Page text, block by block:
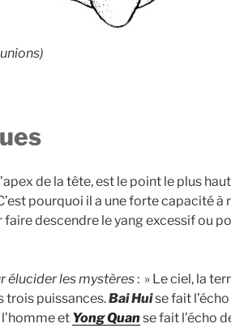
de la tête, est le point le plus
pourquoi il a une forte capacité à
faire descendre le yang excessif ou
élucider les mystères: » Le ciel, la
trois puissances.Bai Huise fait
et Yong Quanse fait l’écho